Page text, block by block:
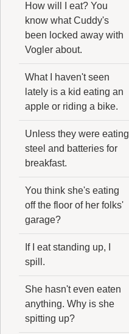
How will I eat? You
know what Cuddy's
been locked away with
Vogler about.
What I haven't seen
lately is a kid eating an
apple or riding a bike.
Unless they were eating
steel and batteries for
breakfast.
You think she's eating
off the floor of her folks'
garage?
If I eat standing up, I
spill.
She hasn't even eaten
anything. Why is she
spitting up?